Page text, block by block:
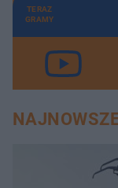
TERAZ
GRAMY